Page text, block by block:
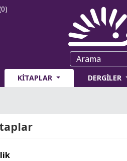
0)
KİTAPLAR DERGİLER